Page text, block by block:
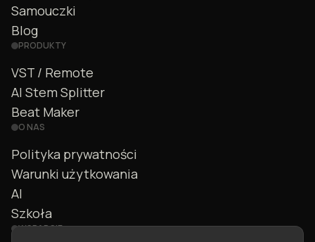
Samouczki
Blog
PRODUKTY
VST / Remote
AI Stem Splitter
Beat Maker
O NAS
Polityka prywatności
Warunki użytkowania
AI
Szkoła
WSPARCIE